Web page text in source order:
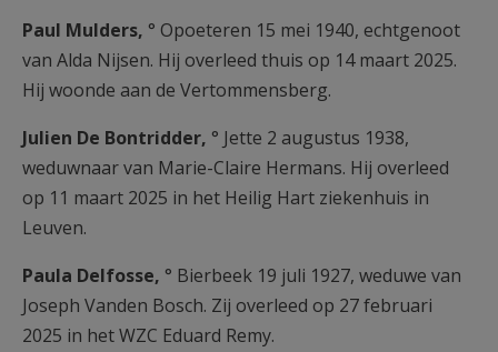
Paul Mulders, ° Opoeteren 15 mei 1940, echtgenoot
van Alda Nijsen. Hij overleed thuis op 14 maart 2025.
Hij woonde aan de Vertommensberg.
Julien De Bontridder, ° Jette 2 augustus 1938,
weduwnaar van Marie-Claire Hermans. Hij overleed
op 11 maart 2025 in het Heilig Hart ziekenhuis in
Leuven.
Paula Delfosse, ° Bierbeek 19 juli 1927, weduwe van
Joseph Vanden Bosch. Zij overleed op 27 februari
2025 in het WZC Eduard Remy.